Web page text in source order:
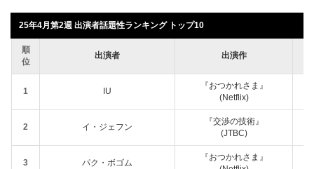
25年4月第2週 出演者話題性ランキング トップ10
順
位
出演者 出演作
1 IU
『おつかれさま』
(Netflix)
2 イ・ジェフン
『交渉の技術』
(JTBC)
3 パク・ボゴム
『おつかれさま』